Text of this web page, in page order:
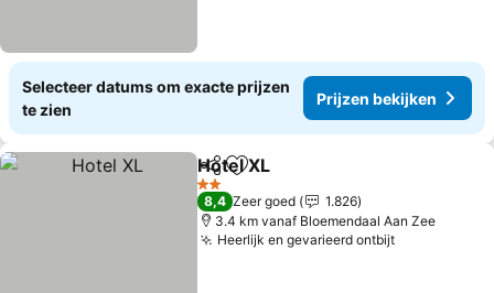
Selecteer datums om exacte prijzen
te zien
Prijzen bekijken
DelenToevoegen aan favorieten
Hotel XL
2 Sterren
8,4 Zeer goed
1.826
3.4 km vanaf Bloemendaal Aan Zee
Heerlijk en gevarieerd ontbijt